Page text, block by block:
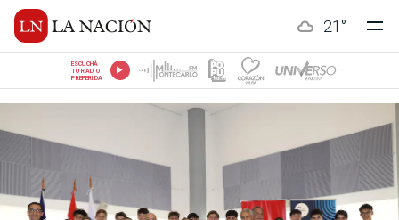
21 °
ESCUCHÁ
TU RADIO
PREFERIDA